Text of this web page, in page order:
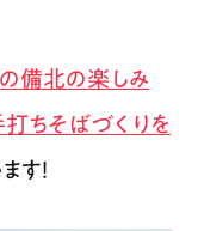
の備北の楽しみ
打ちそばづくりを
す！